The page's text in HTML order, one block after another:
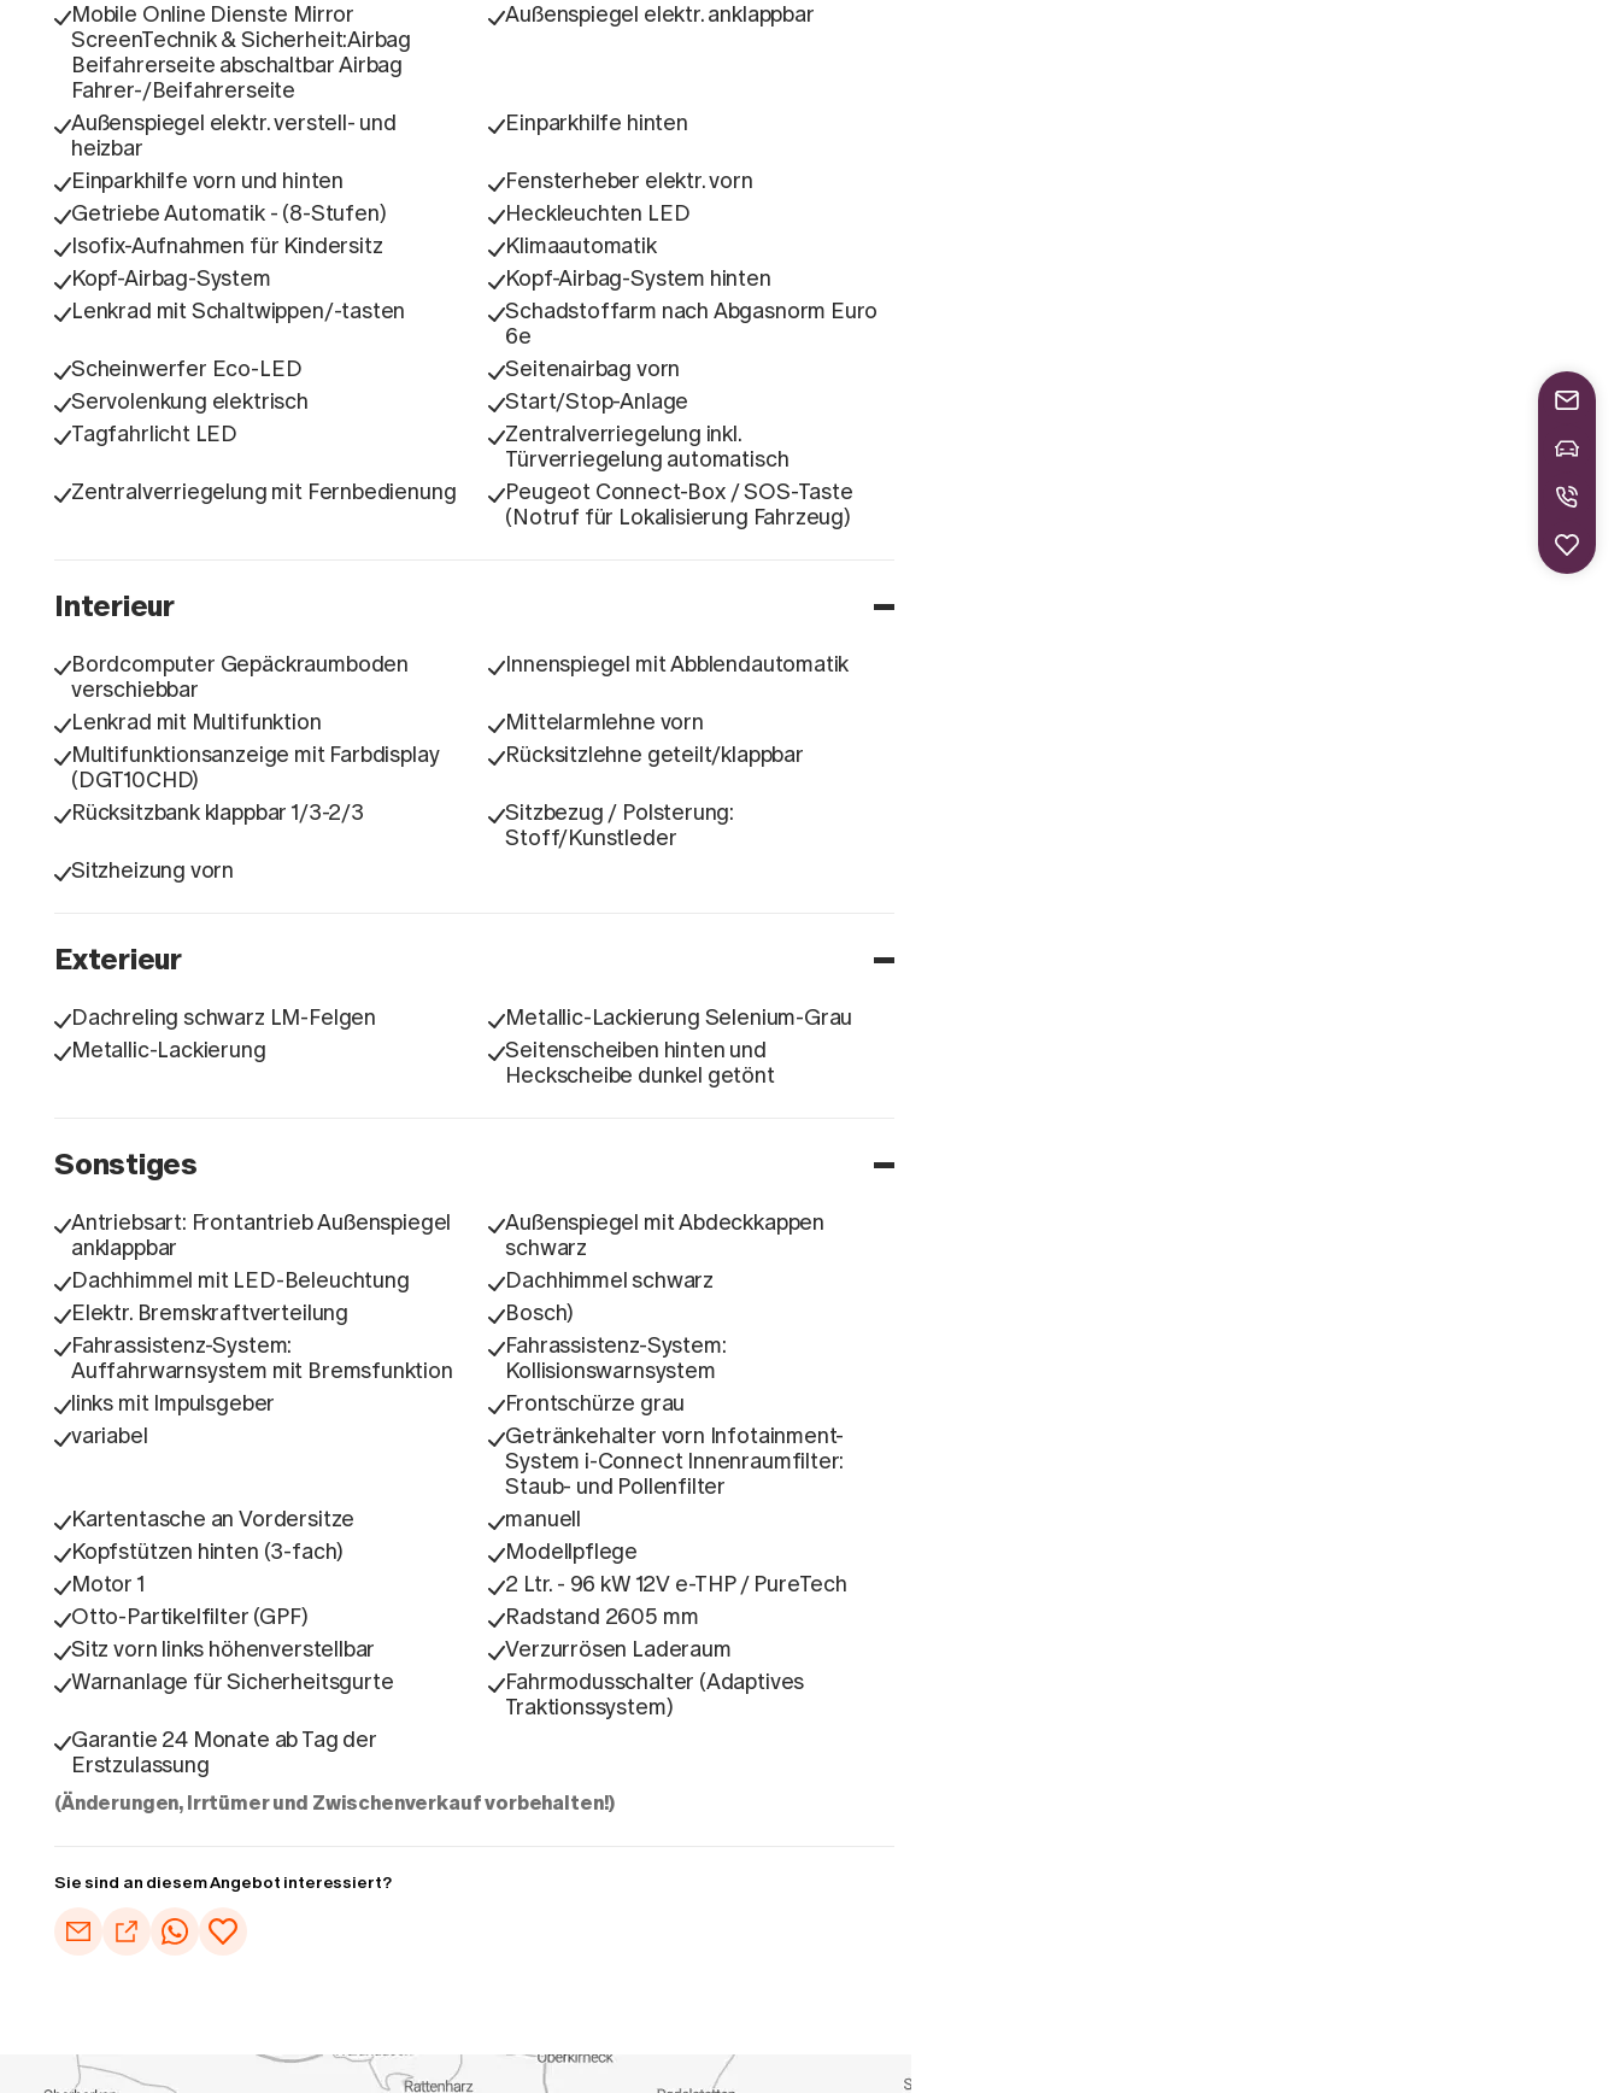
Mobile Online Dienste Mirror
ScreenTechnik & Sicherheit:Airbag
Beifahrerseite abschaltbar Airbag
Fahrer-/Beifahrerseite
Außenspiegel elektr. anklappbar
Außenspiegel elektr. verstell- und
heizbar
Einparkhilfe hinten
Einparkhilfe vorn und hinten
Fensterheber elektr. vorn
Getriebe Automatik - (8-Stufen)
Heckleuchten LED
Isofix-Aufnahmen für Kindersitz
Klimaautomatik
Kopf-Airbag-System
Kopf-Airbag-System hinten
Lenkrad mit Schaltwippen/-tasten
Schadstoffarm nach Abgasnorm Euro
6e
Scheinwerfer Eco-LED
Seitenairbag vorn
Servolenkung elektrisch
Start/Stop-Anlage
Tagfahrlicht LED
Zentralverriegelung inkl.
Türverriegelung automatisch
Zentralverriegelung mit Fernbedienung
Peugeot Connect-Box / SOS-Taste
(Notruf für Lokalisierung Fahrzeug)
Interieur
Bordcomputer Gepäckraumboden
verschiebbar
Innenspiegel mit Abblendautomatik
Lenkrad mit Multifunktion
Mittelarmlehne vorn
Multifunktionsanzeige mit Farbdisplay
(DGT10CHD)
Rücksitzlehne geteilt/klappbar
Rücksitzbank klappbar 1/3-2/3
Sitzbezug / Polsterung:
Stoff/Kunstleder
Sitzheizung vorn
Exterieur
Dachreling schwarz LM-Felgen
Metallic-Lackierung Selenium-Grau
Metallic-Lackierung
Seitenscheiben hinten und
Heckscheibe dunkel getönt
Sonstiges
Antriebsart: Frontantrieb Außenspiegel
anklappbar
Außenspiegel mit Abdeckkappen
schwarz
Dachhimmel mit LED-Beleuchtung
Dachhimmel schwarz
Elektr. Bremskraftverteilung
Bosch)
Fahrassistenz-System:
Auffahrwarnsystem mit Bremsfunktion
Fahrassistenz-System:
Kollisionswarnsystem
links mit Impulsgeber
Frontschürze grau
variabel
Getränkehalter vorn Infotainment-
System i-Connect Innenraumfilter:
Staub- und Pollenfilter
Kartentasche an Vordersitze
manuell
Kopfstützen hinten (3-fach)
Modellpflege
Motor 1
2 Ltr. - 96 kW 12V e-THP / PureTech
Otto-Partikelfilter (GPF)
Radstand 2605 mm
Sitz vorn links höhenverstellbar
Verzurrösen Laderaum
Warnanlage für Sicherheitsgurte
Fahrmodusschalter (Adaptives
Traktionssystem)
Garantie 24 Monate ab Tag der
Erstzulassung
(Änderungen, Irrtümer und Zwischenverkauf vorbehalten!)
Sie sind an diesem Angebot interessiert?